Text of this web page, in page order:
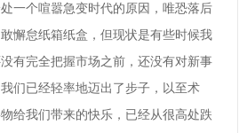
个喧嚣急变时代的原因，唯恐落后
懈怠纸箱纸盒，但现状是有些时候我
有完全把握市场之前，还没有对新事
们已经轻率地迈出了步子，以至术
给我们带来的快乐，已经从很高处跌